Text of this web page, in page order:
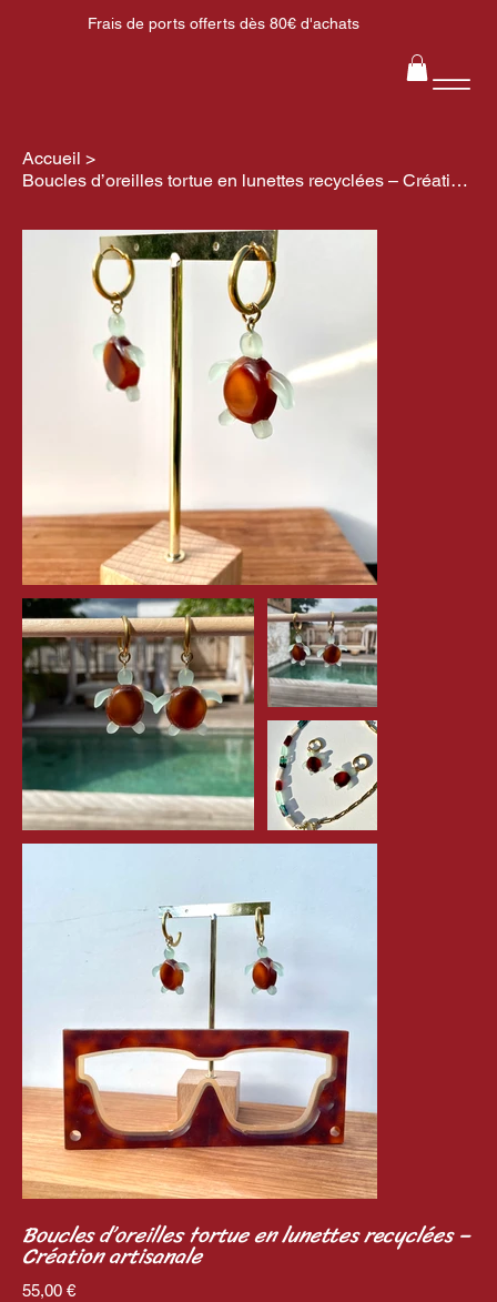
Frais de ports offerts dès 80€ d'achats
Accueil >
Boucles d’oreilles tortue en lunettes recyclées – Création artisanale
Boucles d’oreilles tortue en lunettes recyclées –
Création artisanale
Prix
55,00 €